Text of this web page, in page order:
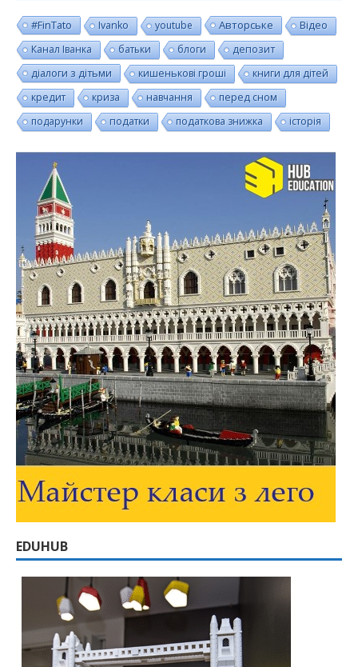
#FinTato Ivanko youtube Авторське
Відео
Канал Іванка
батьки блоги депозит
діалоги з дітьми кишенькові гроші
книги для дітей
кредит
криза навчання
перед сном
подарунки
податки податкова знижка історія
EDUHUB